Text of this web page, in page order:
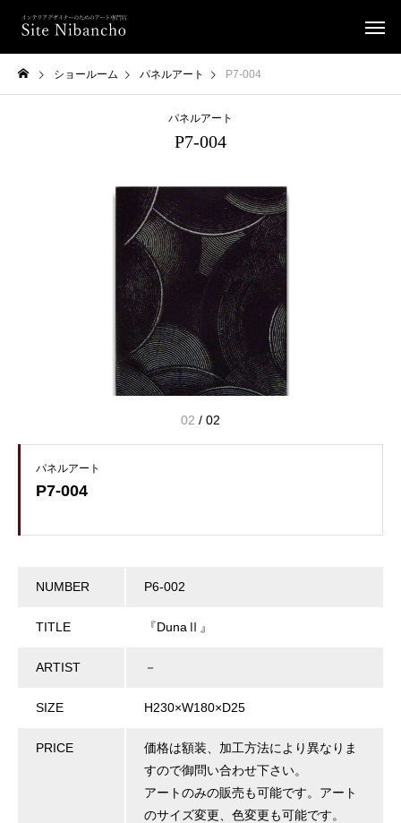
ショールーム パネルアート P7-004
パネルアート
P7-004
02 / 02
パネルアート
P7-004
NUMBER P6-002
TITLE 『DunaⅡ』
ARTIST －
SIZE H230×W180×D25
PRICE
価格は額装、加工方法により異なりま
すので御問い合わせ下さい。
アートのみの販売も可能です。アート
のサイズ変更、色変更も可能です。